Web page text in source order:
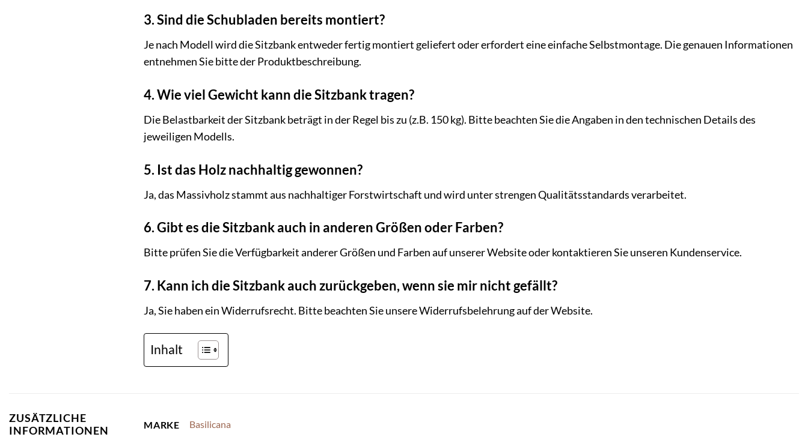
3. Sind die Schubladen bereits montiert?
Je nach Modell wird die Sitzbank entweder fertig montiert geliefert oder erfordert eine einfache Selbstmontage. Die genauen Informationen
entnehmen Sie bitte der Produktbeschreibung.
4. Wie viel Gewicht kann die Sitzbank tragen?
Die Belastbarkeit der Sitzbank beträgt in der Regel bis zu (z.B. 150 kg). Bitte beachten Sie die Angaben in den technischen Details des
jeweiligen Modells.
5. Ist das Holz nachhaltig gewonnen?
Ja, das Massivholz stammt aus nachhaltiger Forstwirtschaft und wird unter strengen Qualitätsstandards verarbeitet.
6. Gibt es die Sitzbank auch in anderen Größen oder Farben?
Bitte prüfen Sie die Verfügbarkeit anderer Größen und Farben auf unserer Website oder kontaktieren Sie unseren Kundenservice.
7. Kann ich die Sitzbank auch zurückgeben, wenn sie mir nicht gefällt?
Ja, Sie haben ein Widerrufsrecht. Bitte beachten Sie unsere Widerrufsbelehrung auf der Website.
Inhalt
ZUSÄTZLICHE
INFORMATIONEN
MARKE Basilicana